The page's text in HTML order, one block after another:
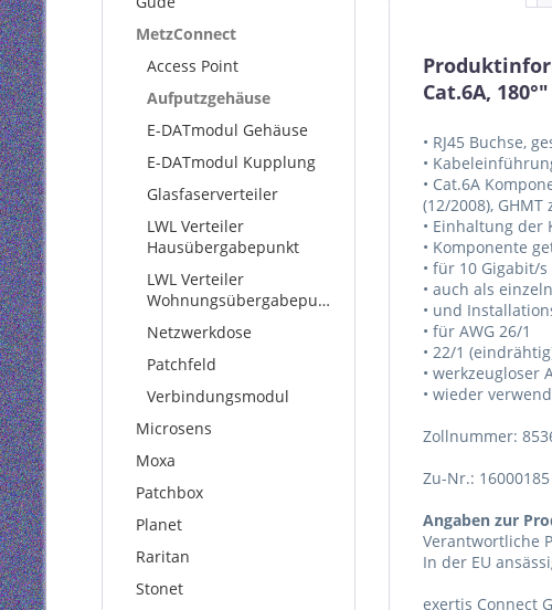
MetzConnect
Access Point
Aufputzgehäuse
E-DATmodul Gehäuse
E-DATmodul Kupplung
Glasfaserverteiler
LWL Verteiler
Hausübergabepunkt
LWL Verteiler
Wohnungsübergabepunkt
Netzwerkdose
Patchfeld
Verbindungsmodul
Microsens
Moxa
Patchbox
Planet
Raritan
Stonet
Cat.6A, 180°"
• RJ45 Buchse,
•
• Cat.6A
(12/2008),
• Einhaltung der
• Komponente
• für 10 Gigabit/
• auch als
• und
• für AWG 26/1
• 22/1
• werkzeugloser
• wieder
Zollnummer:
Zu-Nr.: 16000185
Angaben zur
Verantwortliche
In der EU
exertis Connect